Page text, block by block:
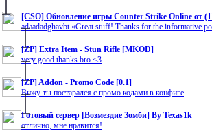
[CSO] Обновление игры Counter Strike Online от
adaadadghavbt «Great stuff! Thanks for the informative
[ZP] Extra Item - Stun Rifle [MKOD]
very good thanks bro <3
[ZP] Addon - Promo Code [0.1]
Вижу ты постарался с промо кодами в конфиге
Готовый сервер [Возмездие Зомби] By Texas1k
отлично, мне нравится!